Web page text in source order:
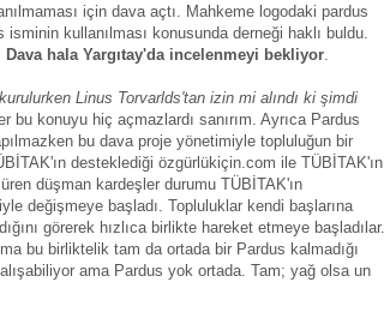
için dava açtı. Mahkeme logodaki pardus
isminin kullanılması konusunda derneği haklı buldu.
Dava hala Yargıtay'da incelenmeyi bekliyor.
Linus Torvarlds'tan izin mi alındı ki şimdi
bu konuyu hiç açmazlardı sanırım. Ayrıca Pardus
bu dava proje yönetimiyle topluluğun bir
desteklediği özgürlükiçin.com ile TÜBİTAK'ın
düşman kardeşler durumu TÜBİTAK'ın
değişmeye başladı. Topluluklar kendi başlarına
görerek hızlıca birlikte hareket etmeye başladılar.
bu birliktelik tam da ortada bir Pardus kalmadığı
ama Pardus yok ortada. Tam; yağ olsa un